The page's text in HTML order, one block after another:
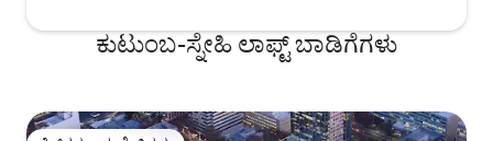
ಕುಟುಂಬ-ಸ್ನೇಹಿ ಲಾಫ್ಟ್ ಬಾಡಿಗೆಗಳು